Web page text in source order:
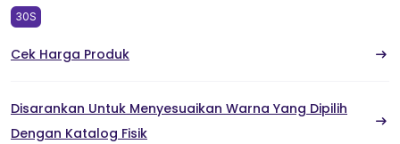
30S
Cek Harga Produk
Disarankan Untuk Menyesuaikan Warna Yang Dipilih
Dengan Katalog Fisik